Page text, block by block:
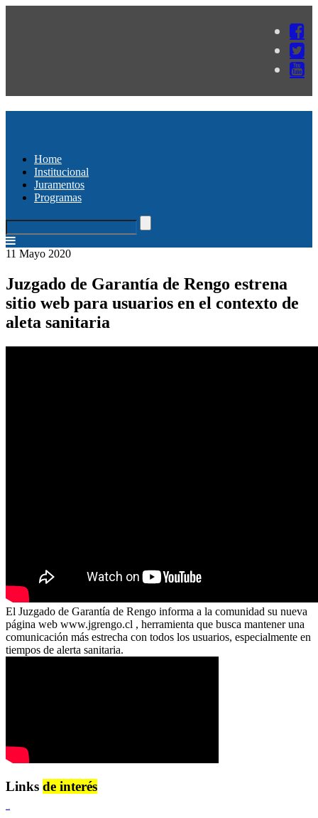
Home
Institucional
Juramentos
Programas
11 Mayo 2020
Juzgado de Garantía de Rengo estrena
sitio web para usuarios en el contexto de
aleta sanitaria
El Juzgado de Garantía de Rengo informa a la comunidad su nueva
página web www.jgrengo.cl , herramienta que busca mantener una
comunicación más estrecha con todos los usuarios, especialmente en
tiempos de alerta sanitaria.
Links de interés